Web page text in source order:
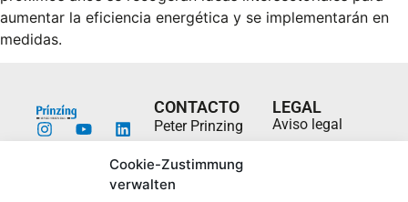
Cookie-Zustimmung
verwalten
aumentar la eficiencia energética y se implementarán en
medidas.
CONTACTO
Peter Prinzing
Siechenlach 2
89173 Lonsee-
LEGAL
Aviso legal